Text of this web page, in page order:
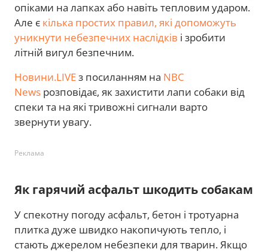
опіками на лапках або навіть тепловим ударом.
Але є кілька простих правил, які допоможуть
уникнути небезпечних наслідків і зробити
літній вигул безпечним.
Новини.LIVEз посиланням на NBC
News розповідає, як захистити лапи собаки від
спеки та на які тривожні сигнали варто
звернути увагу.
Реклама
Як гарячий асфальт шкодить собакам
У спекотну погоду асфальт, бетон і тротуарна
плитка дуже швидко накопичують тепло, і
стають джерелом небезпеки для тварин. Якщо